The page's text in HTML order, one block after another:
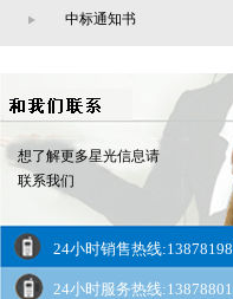
中标通知书
想了解更多星光信息请
联系我们
24小时销售热线
24小时服务热线